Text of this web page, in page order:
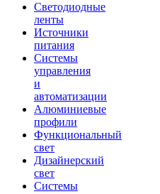
Светодиодные
ленты
Источники
питания
Системы
управления
и
автоматизации
Алюминиевые
профили
Функциональный
свет
Дизайнерский
свет
Системы